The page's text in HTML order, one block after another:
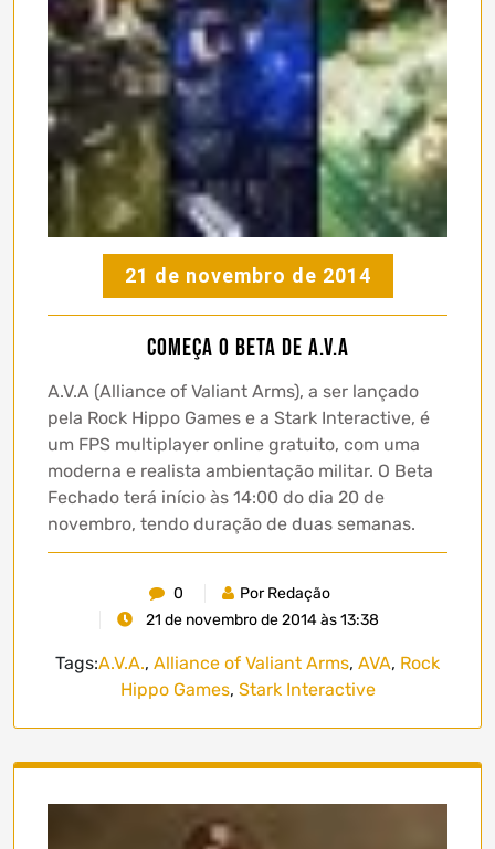
21 de novembro de 2014
Começa o Beta de A.V.A
A.V.A (Alliance of Valiant Arms), a ser lançado
pela Rock Hippo Games e a Stark Interactive, é
um FPS multiplayer online gratuito, com uma
moderna e realista ambientação militar. O Beta
Fechado terá início às 14:00 do dia 20 de
novembro, tendo duração de duas semanas.
0
Por Redação
21 de novembro de 2014 às 13:38
Tags:A.V.A., Alliance of Valiant Arms, AVA, Rock
Hippo Games, Stark Interactive